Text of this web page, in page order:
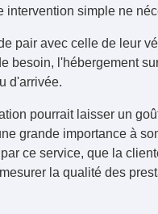
intervention simple ne
pair avec celle de leur
besoin, l'hébergement
d'arrivée.
pourrait laisser un
grande importance à
ce service, que la
la qualité des